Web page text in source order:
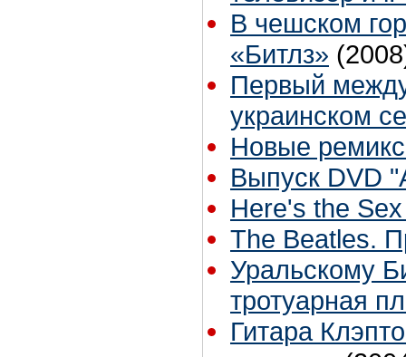
В чешском
«Битлз»
Первый
украинском
Новые
Выпуск DVD
Here's the
The Beatles.
Уральскому
тротуарная
Гитара